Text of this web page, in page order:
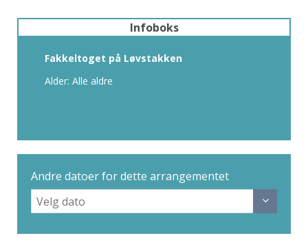
Infoboks
Fakkeltoget på Løvstakken
Alder: Alle aldre
Andre datoer for dette arrangementet